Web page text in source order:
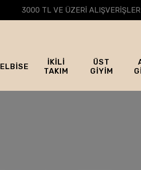
3000 TL VE ÜZERİ
ELBİSE
İKİLİ
TAKIM
ÜST
GİYİM